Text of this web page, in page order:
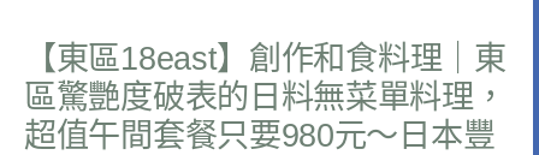
【東區18east】創作和食料理｜東
區驚艷度破表的日料無菜單料理，
超值午間套餐只要980元～日本豐